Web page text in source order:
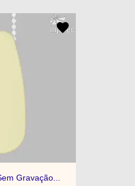
Gravação...